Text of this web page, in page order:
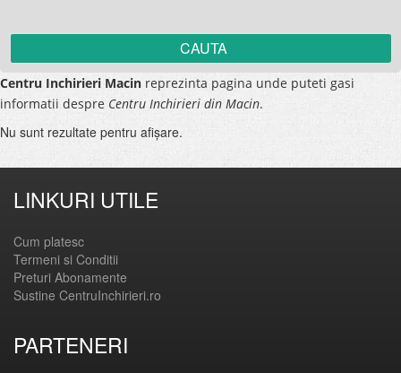
Centru Inchirieri Macin reprezinta pagina unde puteti gasi
informatii despre Centru Inchirieri din Macin.
Nu sunt rezultate pentru afişare.
LINKURI UTILE
Cum platesc
Termeni si Conditii
Preturi Abonamente
Sustine CentruInchirieri.ro
PARTENERI